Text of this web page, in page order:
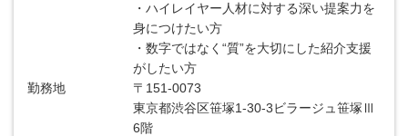
・ハイレイヤー人材に対する深い提案力を
身につけたい方
・数字ではなく“質”を大切にした紹介支援
がしたい方
勤務地
〒151-0073
東京都渋谷区笹塚1-30-3ビラージュ笹塚Ⅲ
6階